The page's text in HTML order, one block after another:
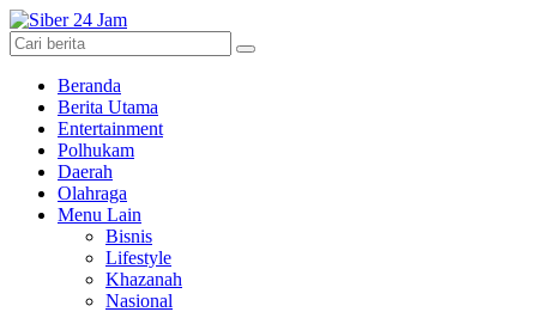
Beranda
Berita Utama
Entertainment
Polhukam
Daerah
Olahraga
Menu Lain
Bisnis
Lifestyle
Khazanah
Nasional